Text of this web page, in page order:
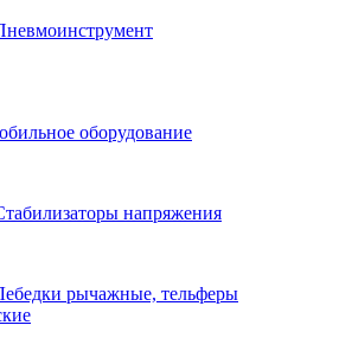
оборудование
напряжения
рычажные, тельферы